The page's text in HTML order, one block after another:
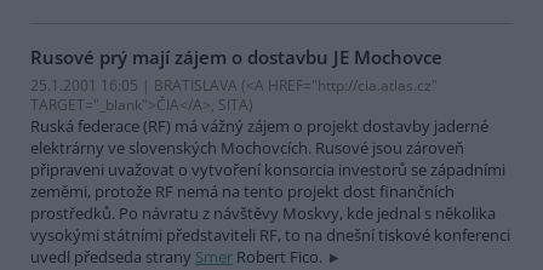
Rusové prý mají zájem o dostavbu JE Mochovce
25.1.2001 16:05 | BRATISLAVA (<A HREF="http://cia.atlas.cz"
TARGET="_blank">ČIA</A>, SITA)
Ruská federace (RF) má vážný zájem o projekt dostavby jaderné
elektrárny ve slovenských Mochovcích. Rusové jsou zároveň
připraveni uvažovat o vytvoření konsorcia investorů se západními
zeměmi, protože RF nemá na tento projekt dost finančních
prostředků. Po návratu z návštěvy Moskvy, kde jednal s několika
vysokými státními představiteli RF, to na dnešní tiskové konferenci
uvedl předseda strany Smer Robert Fico.